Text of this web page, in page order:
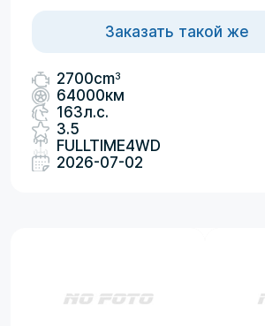
Заказать такой же
2700cm3
64000км
163л.с.
3.5
FULLTIME4WD
2026-07-02